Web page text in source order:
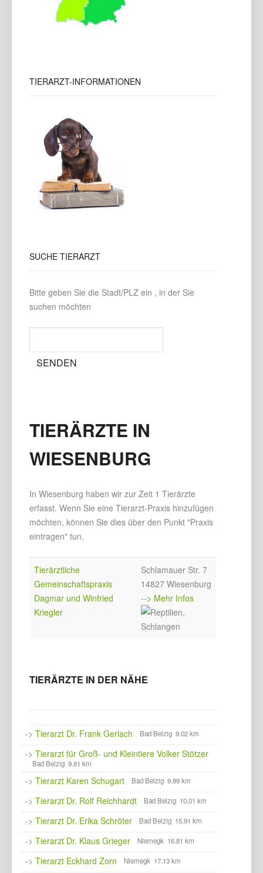
TIERARZT-INFORMATIONEN
SUCHE TIERARZT
Bitte geben Sie die Stadt/PLZ ein , in der Sie
suchen möchten
TIERÄRZTE IN
WIESENBURG
In Wiesenburg haben wir zur Zeit 1 Tierärzte
erfasst. Wenn Sie eine Tierarzt-Praxis hinzufügen
möchten, können Sie dies über den Punkt "Praxis
eintragen" tun.
Tierärztliche
Gemeinschaftspraxis
Dagmar und Winfried
Kriegler
Schlamauer Str. 7
14827 Wiesenburg
--> Mehr Infos
TIERÄRZTE IN DER NÄHE
-> Tierarzt Dr. Frank Gerlach Bad Belzig 9.02 km
-> Tierarzt für Groß- und Kleintiere Volker Stötzer
Bad Belzig 9.81 km
-> Tierarzt Karen Schugart Bad Belzig 9.89 km
-> Tierarzt Dr. Rolf Reichhardt Bad Belzig 10.01 km
-> Tierarzt Dr. Erika Schröter Bad Belzig 15.91 km
-> Tierarzt Dr. Klaus Grieger Niemegk 16.81 km
-> Tierarzt Eckhard Zorn Niemegk 17.13 km